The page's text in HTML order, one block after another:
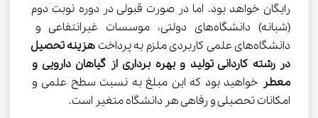
رایگان خواهد بود. اما در صورت قبولی در دوره نوبت دوم
(شبانه) دانشگاه‌های دولتی، موسسات غیرانتفاعی و
دانشگاه‌های علمی کاربردی ملزم به پرداخت
هزینه تحصیل
در رشته ﻛﺎردانی ﺗﻮلید و ﺑﻬﺮه ﺑﺮداری از گیاﻫﺎن دارویی و
ﻣﻌﻄﺮ خواهید بود که این مبلغ به نسبت سطح علمی و
امکانات تحصیلی و رفاهی هر دانشگاه متغیر است.